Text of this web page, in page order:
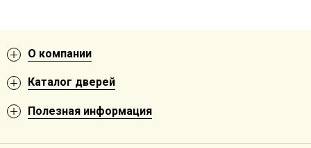
О компании
Каталог дверей
Полезная информация